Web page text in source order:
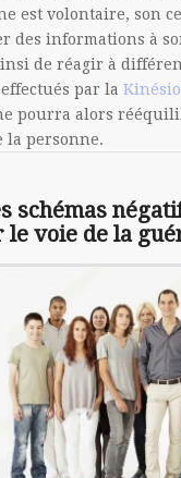
est volontaire, son
des informations à
de réagir à
par la
pourra alors
la personne.
schémas
voie de la